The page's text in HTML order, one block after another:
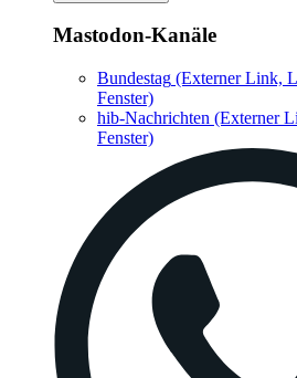
Mastodon-Kanäle
Bundestag (Externer Link,
Fenster)
hib-Nachrichten (Externer
Fenster)